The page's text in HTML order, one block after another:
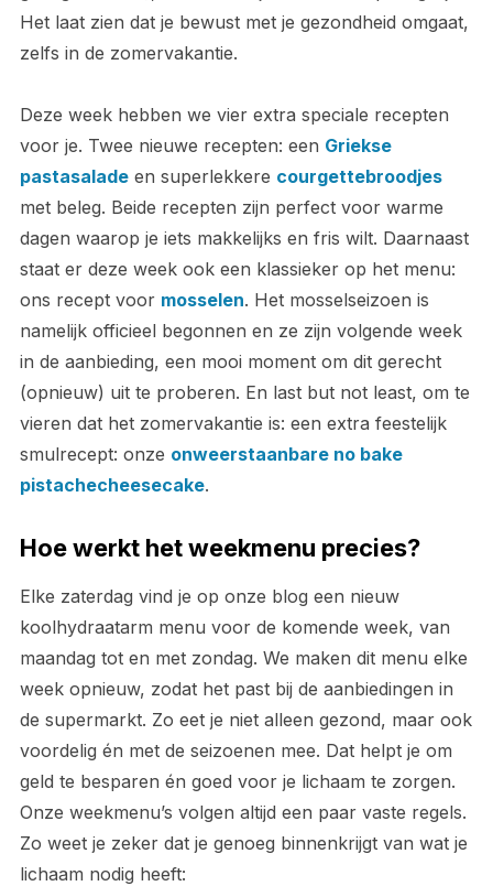
Het laat zien dat je bewust met je gezondheid omgaat,
zelfs in de zomervakantie.
Deze week hebben we vier extra speciale recepten
voor je. Twee nieuwe recepten: een Griekse
pastasaladeen superlekkere courgettebroodjes
met beleg. Beide recepten zijn perfect voor warme
dagen waarop je iets makkelijks en fris wilt. Daarnaast
staat er deze week ook een klassieker op het menu:
ons recept voor mosselen. Het mosselseizoen is
namelijk officieel begonnen en ze zijn volgende week
in de aanbieding, een mooi moment om dit gerecht
(opnieuw) uit te proberen. En last but not least, om te
vieren dat het zomervakantie is: een extra feestelijk
smulrecept: onze onweerstaanbare no bake
pistachecheesecake.
Hoe werkt het weekmenu precies?
Elke zaterdag vind je op onze blog een nieuw
koolhydraatarm menu voor de komende week, van
maandag tot en met zondag. We maken dit menu elke
week opnieuw, zodat het past bij de aanbiedingen in
de supermarkt. Zo eet je niet alleen gezond, maar ook
voordelig én met de seizoenen mee. Dat helpt je om
geld te besparen én goed voor je lichaam te zorgen.
Onze weekmenu’s volgen altijd een paar vaste regels.
Zo weet je zeker dat je genoeg binnenkrijgt van wat je
lichaam nodig heeft: